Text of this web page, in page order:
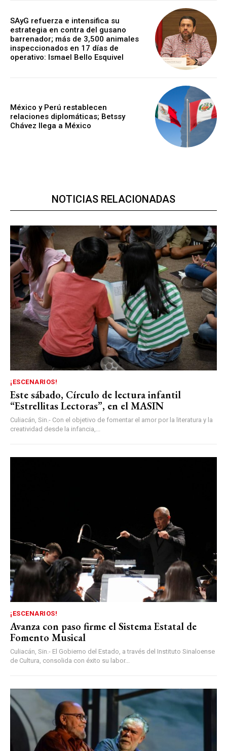
SAyG refuerza e intensifica su
estrategia en contra del gusano
barrenador; más de 3,500 animales
inspeccionados en 17 días de
operativo: Ismael Bello Esquivel
México y Perú restablecen
relaciones diplomáticas; Betssy
Chávez llega a México
NOTICIAS RELACIONADAS
¡ESCENARIOS!
Este sábado, Círculo de lectura infantil
“Estrellitas Lectoras”, en el MASIN
Culiacán, Sin.- Con el objetivo de fomentar el amor por la literatura y la
creatividad desde la infancia,...
¡ESCENARIOS!
Avanza con paso firme el Sistema Estatal de
Fomento Musical
Culiacán, Sin.- El Gobierno del Estado, a través del Instituto Sinaloense
de Cultura, consolida con éxito su labor...